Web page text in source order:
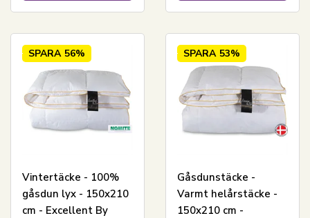
SPARA 56%
Vintertäcke - 100%
gåsdun lyx - 150x210
cm - Excellent By
SPARA 53%
Gåsdunstäcke -
Varmt helårstäcke -
150x210 cm -